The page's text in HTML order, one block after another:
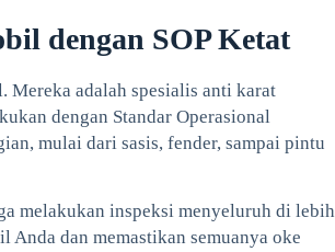
dengan SOP Ketat
Mereka adalah spesialis anti karat
dengan Standar Operasional
mulai dari sasis, fender, sampai pintu
melakukan inspeksi menyeluruh di lebih
dan memastikan semuanya oke